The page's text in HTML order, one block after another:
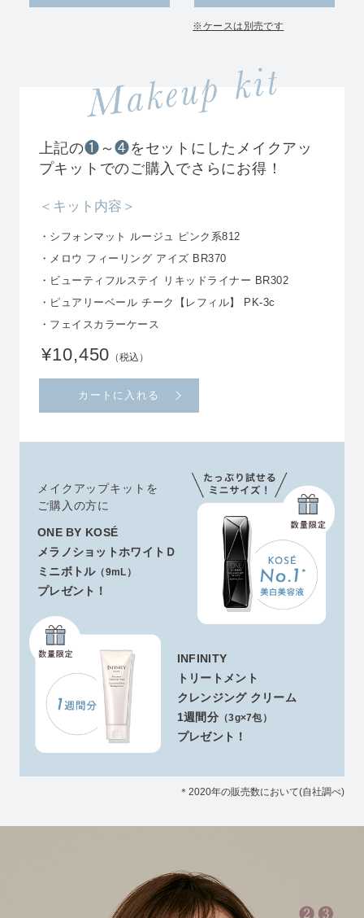
※ケースは別売です
上記の❶ ～❹をセットにしたメイクアッ
プキットでのご購入でさらにお得！
＜キット内容＞
・シフォンマット ルージュ ピンク系812
・メロウ フィーリング アイズ BR370
・ビューティフルステイ リキッドライナー BR302
・ピュアリーベール チーク【レフィル】 PK-3c
・フェイスカラーケース
¥10,450 （税込）
カートに入れる
メイクアップキットを
ご購入の方に
ONE BY KOSÉ
メラノショットホワイトＤ
ミニボトル（9mL）
プレゼント！
INFINITY
トリートメント
クレンジング クリーム
1週間分 （3g×7包）
プレゼント！
＊2020年の販売数において(自社調べ)